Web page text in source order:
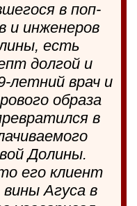
в поп-
и инженеров
есть
долгой и
летний врач и
образа
в
Долины.
его клиент
Агуса в